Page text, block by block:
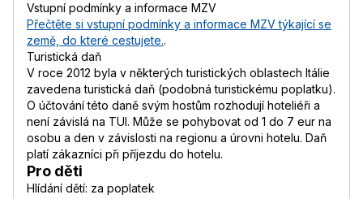
Vstupní podmínky a informace MZV
Přečtěte si vstupní podmínky a informace MZV týkající se
země, do které cestujete..
Turistická daň
V roce 2012 byla v některých turistických oblastech Itálie
zavedena turistická daň (podobná turistickému poplatku).
O účtování této daně svým hostům rozhodují hoteliéři a
není závislá na TUI. Může se pohybovat od 1 do 7 eur na
osobu a den v závislosti na regionu a úrovni hotelu. Daň
platí zákazníci při příjezdu do hotelu.
Pro děti
Hlídání dětí: za poplatek